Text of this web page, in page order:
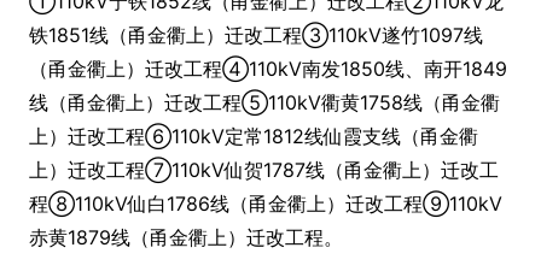
铁1851线（甬金衢上）迁改工程③110kV遂竹1097线
（甬金衢上）迁改工程④110kV南发1850线、南开1849
线（甬金衢上）迁改工程⑤110kV衢黄1758线（甬金衢
上）迁改工程⑥110kV定常1812线仙霞支线（甬金衢
上）迁改工程⑦110kV仙贺1787线（甬金衢上）迁改工
程⑧110kV仙白1786线（甬金衢上）迁改工程⑨110kV
赤黄1879线（甬金衢上）迁改工程。